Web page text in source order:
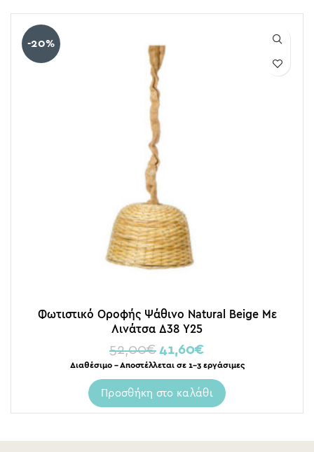
-20%
Φωτιστικό Οροφής Ψάθινο Natural Beige Με
Λινάτσα Δ38 Υ25
52,00€ 41,60€
Διαθέσιμο – Αποστέλλεται σε 1-3 εργάσιμες
Προσθήκη στο καλάθι